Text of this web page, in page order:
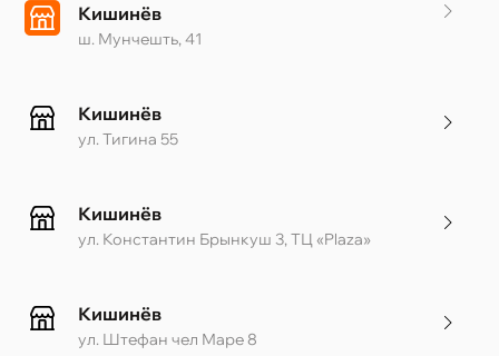
Кишинёв
ш. Мунчешть, 41
Кишинёв
ул. Тигина 55
Кишинёв
ул. Константин Брынкуш 3, ТЦ «Plaza»
Кишинёв
ул. Штефан чел Маре 8